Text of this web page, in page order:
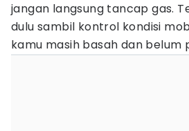
jangan langsung tancap gas.
dulu sambil kontrol kondisi
kamu masih basah dan belum